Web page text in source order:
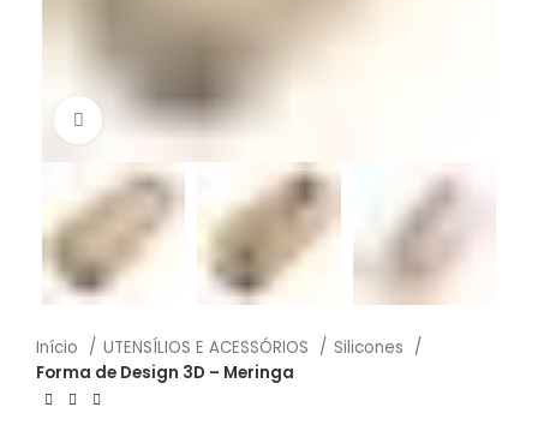
Click to enlarge
Início UTENSÍLIOS E ACESSÓRIOS
Silicones
Forma de Design 3D – Meringa